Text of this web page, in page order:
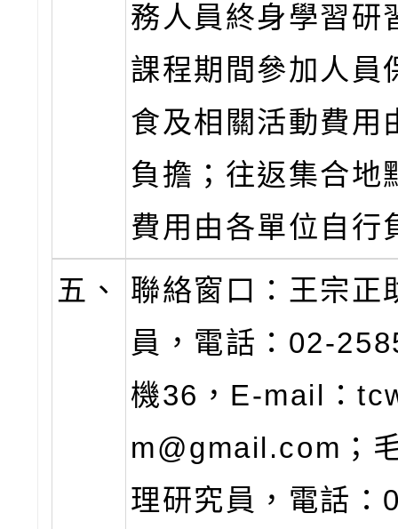
務人員終身學習研
課程期間參加人員
食及相關活動費用
負擔；往返集合地
費用由各單位自行
五、
聯絡窗口：王宗正
員，電話：02-
機36，E-mail：
m@gmail.com；
理研究員，電話：